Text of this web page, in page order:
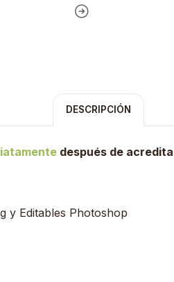
DESCRIPCIÓN
después de
y Editables Photoshop